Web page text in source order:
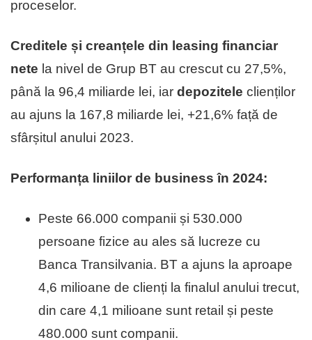
proceselor.
Creditele și creanțele din leasing financiar
nete la nivel de Grup BT au crescut cu 27,5%,
până la 96,4 miliarde lei, iar depozitele clienților
au ajuns la 167,8 miliarde lei, +21,6% față de
sfârșitul anului 2023.
Performanța liniilor de business în 2024:
Peste 66.000 companii și 530.000
persoane fizice au ales să lucreze cu
Banca Transilvania. BT a ajuns la aproape
4,6 milioane de clienți la finalul anului trecut,
din care 4,1 milioane sunt retail și peste
480.000 sunt companii.